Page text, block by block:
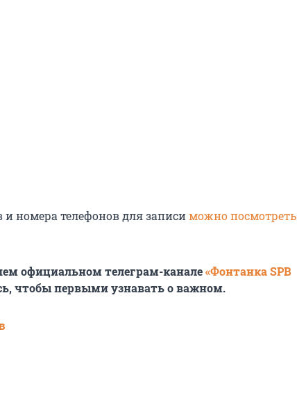
номера телефонов для записиможно посмотреть
официальном телеграм-канале«Фонтанка SPB
чтобы первыми узнавать о важном.